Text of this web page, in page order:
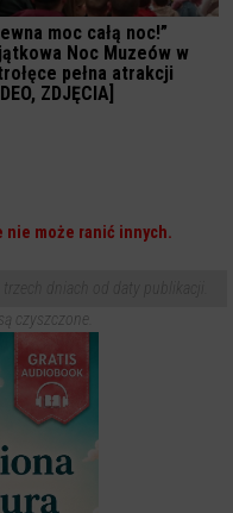
moc całą noc!”
Noc Muzeów w
pełna atrakcji
ZDJĘCIA]
nie może ranić innych.
czyszczone.